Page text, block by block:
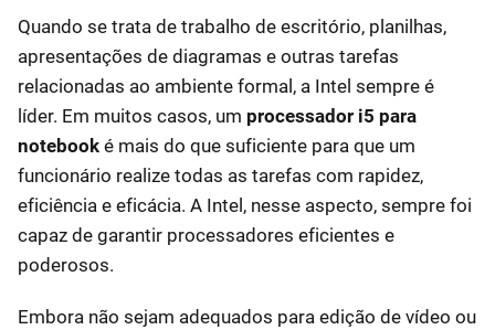
Quando se trata de trabalho de escritório, planilhas,
apresentações de diagramas e outras tarefas
relacionadas ao ambiente formal, a Intel sempre é
líder. Em muitos casos, um processador i5 para
notebook é mais do que suficiente para que um
funcionário realize todas as tarefas com rapidez,
eficiência e eficácia. A Intel, nesse aspecto, sempre foi
capaz de garantir processadores eficientes e
poderosos.
Embora não sejam adequados para edição de vídeo ou